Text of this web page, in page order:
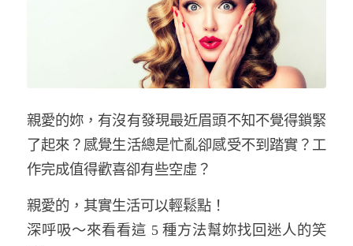
親愛的妳，有沒有發現最近眉頭不知不覺得鎖緊
了起來？感覺生活總是忙亂卻感受不到踏實？工
作完成值得歡喜卻有些空虛？
親愛的，其實生活可以輕鬆點！
深呼吸～來看看這 5 種方法幫妳找回迷人的笑